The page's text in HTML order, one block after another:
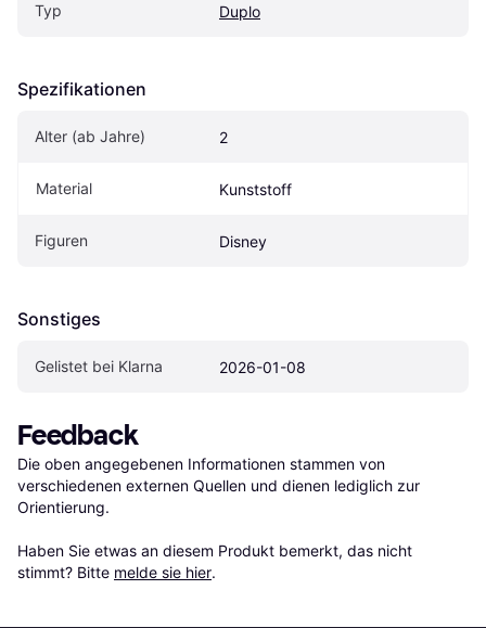
Typ Duplo
Spezifikationen
Alter (ab Jahre) 2
Material Kunststoff
Figuren Disney
Sonstiges
Gelistet bei Klarna 2026-01-08
Feedback
Die oben angegebenen Informationen stammen von
verschiedenen externen Quellen und dienen lediglich zur
Orientierung.
Haben Sie etwas an diesem Produkt bemerkt, das nicht
stimmt? Bitte melde sie hier.